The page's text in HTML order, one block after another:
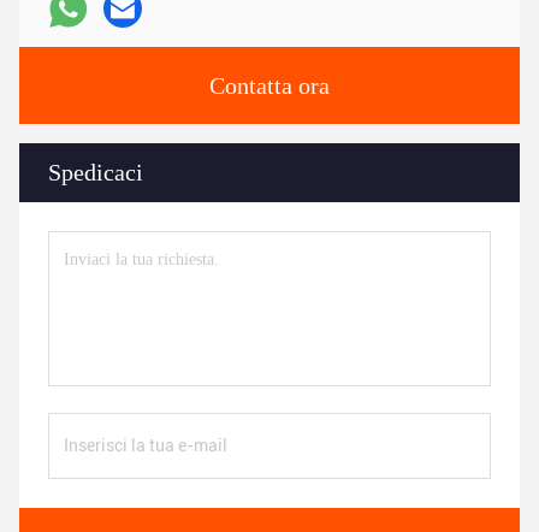
Contatta ora
Spedicaci